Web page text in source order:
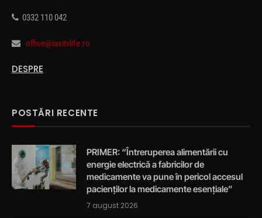
0332 110 042
office@iasitvlife.ro
DESPRE
POSTĂRI RECENTE
PRIMER: “Întreruperea alimentării cu
energie electrică a fabricilor de
medicamente va pune în pericol accesul
pacienților la medicamente esențiale”
7 august 2026